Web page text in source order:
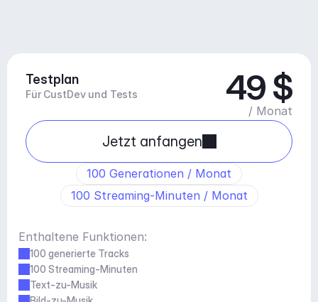
Testplan
Für CustDev und Tests 49 $
/ Monat
Jetzt anfangen
100 Generationen / Monat
100 Streaming-Minuten / Monat
Enthaltene Funktionen:
100 generierte Tracks
100 Streaming-Minuten
Text-zu-Musik